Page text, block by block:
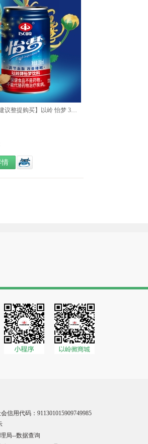
19.8元/罐 建议整提购买】以岭 怡梦 350ml/罐（一提12罐 ） 好物推荐
情
信用代码：911301015909749985
局--数据查询